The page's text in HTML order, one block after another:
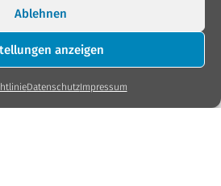
Ablehnen
anzeigen
DatenschutzImpressum